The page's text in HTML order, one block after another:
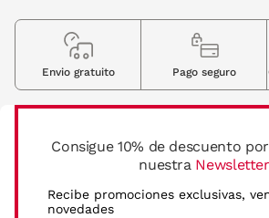
Consigue 10% de descuento
nuestra Newsletter
Recibe promociones exclusivas,
novedades
Envio gratuito Pago seguro